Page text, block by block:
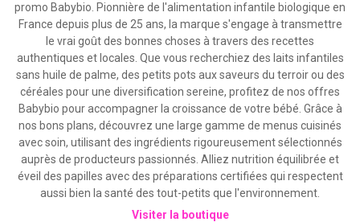
promo Babybio. Pionnière de l'alimentation infantile biologique en
France depuis plus de 25 ans, la marque s'engage à transmettre
le vrai goût des bonnes choses à travers des recettes
authentiques et locales. Que vous recherchiez des laits infantiles
sans huile de palme, des petits pots aux saveurs du terroir ou des
céréales pour une diversification sereine, profitez de nos offres
Babybio pour accompagner la croissance de votre bébé. Grâce à
nos bons plans, découvrez une large gamme de menus cuisinés
avec soin, utilisant des ingrédients rigoureusement sélectionnés
auprès de producteurs passionnés. Alliez nutrition équilibrée et
éveil des papilles avec des préparations certifiées qui respectent
aussi bien la santé des tout-petits que l'environnement.
Visiter la boutique